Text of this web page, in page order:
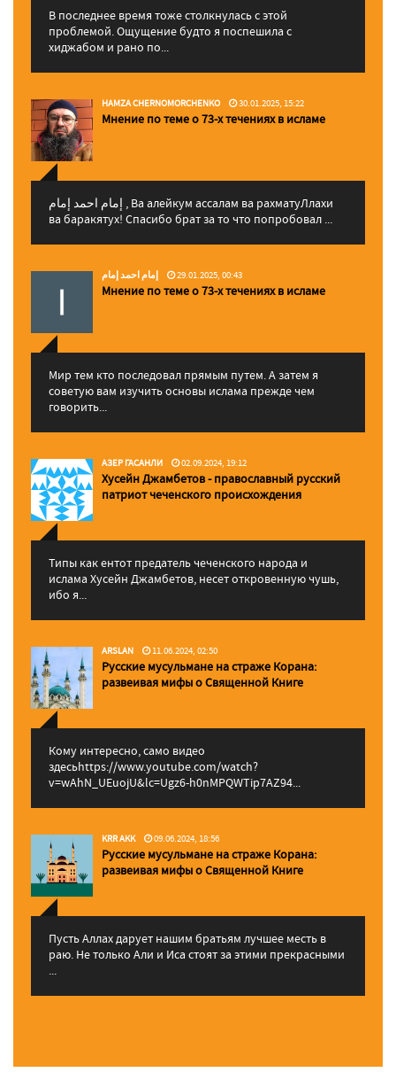
В последнее время тоже столкнулась с этой
проблемой. Ощущение будто я поспешила с
хиджабом и рано по...
HAMZA CHERNOMORCHENKO 30.01.2025, 15:22
Мнение по теме о 73-х течениях в исламе
إمام احمد إمام , Ва алейкум ассалам ва рахматуЛлахи
ва баракятух! Спасибо брат за то что попробовал ...
إمام احمد إمام 29.01.2025, 00:43
Мнение по теме о 73-х течениях в исламе
Мир тем кто последовал прямым путем. А затем я
советую вам изучить основы ислама прежде чем
говорить...
АЗЕР ГАСАНЛИ 02.09.2024, 19:12
Хусейн Джамбетов - православный русский
патриот чеченского происхождения
Типы как ентот предатель чеченского народа и
ислама Хусейн Джамбетов, несет откровенную чушь,
ибо я...
ARSLAN 11.06.2024, 02:50
Русские мусульмане на страже Корана:
pазвеивая мифы о Священной Книге
Кому интересно, само видео
здесьhttps://www.youtube.com/watch?
v=wAhN_UEuojU&lc=Ugz6-h0nMPQWTip7AZ94...
KRR AKK 09.06.2024, 18:56
Русские мусульмане на страже Корана:
pазвеивая мифы о Священной Книге
Пусть Аллах дарует нашим братьям лучшее месть в
раю. Не только Али и Иса стоят за этими прекрасными
...